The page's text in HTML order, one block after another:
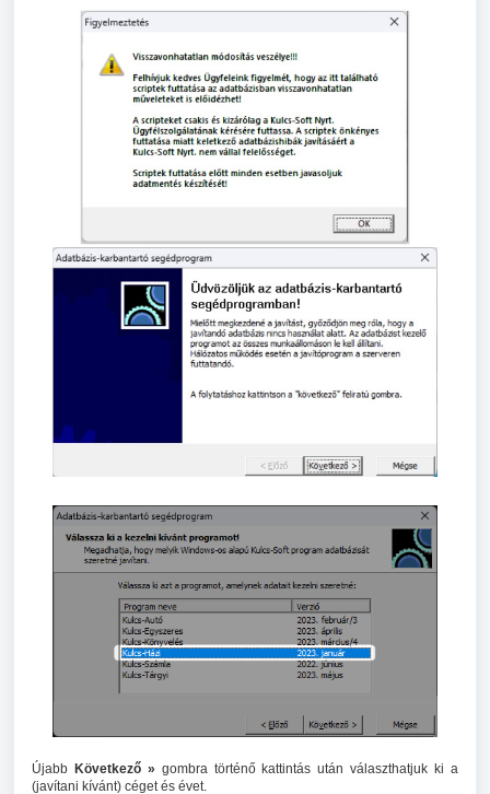
Újabb Következő » gombra történő kattintás után választhatjuk ki a
(javítani kívánt) céget és évet.